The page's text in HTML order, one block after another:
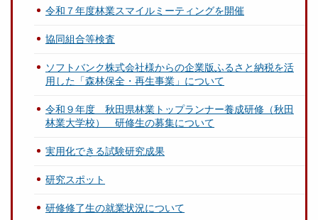
令和７年度林業スマイルミーティングを開催
協同組合等検査
ソフトバンク株式会社様からの企業版ふるさと納税を活
用した「森林保全・再生事業」について
令和９年度 秋田県林業トップランナー養成研修（秋田
林業大学校） 研修生の募集について
実用化できる試験研究成果
研究スポット
研修修了生の就業状況について